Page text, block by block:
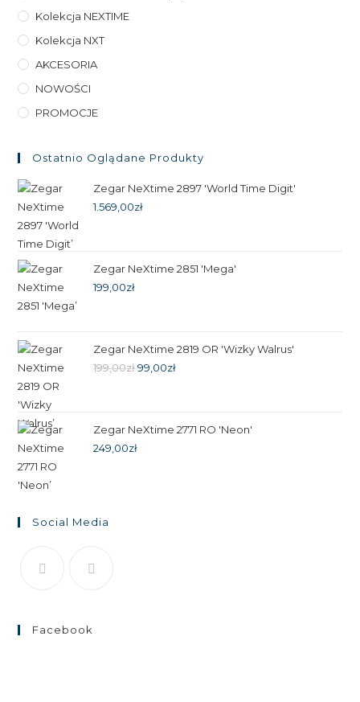
Kolekcja NEXTIME
Kolekcja NXT
AKCESORIA
NOWOŚCI
PROMOCJE
Ostatnio Oglądane Produkty
Zegar NeXtime 2897 'World Time Digit'
1.569,00zł
Zegar NeXtime 2851 'Mega'
199,00zł
Zegar NeXtime 2819 OR 'Wizky Walrus'
199,00złPierwotna
199,00zł.
99,00złAktualna
99,00zł.
Zegar NeXtime 2771 RO 'Neon'
249,00zł
Social Media
Facebook